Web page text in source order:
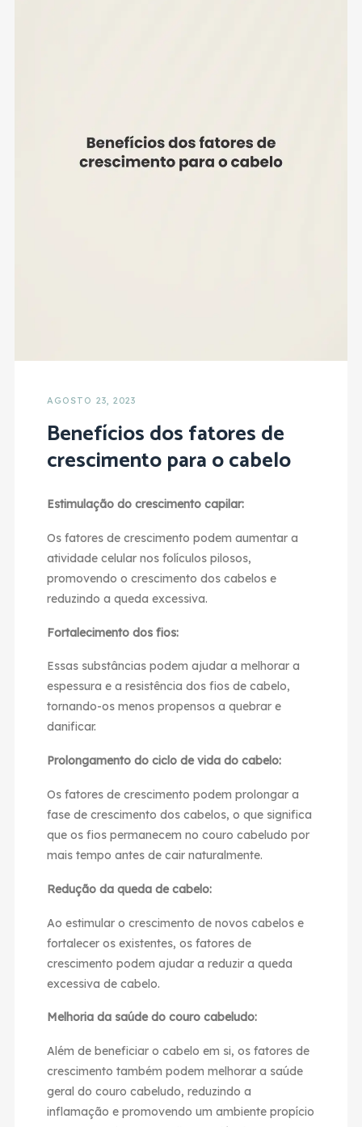
AGOSTO 23, 2023
Benefícios dos fatores de
crescimento para o cabelo
Estimulação do crescimento capilar:
Os fatores de crescimento podem aumentar a
atividade celular nos folículos pilosos,
promovendo o crescimento dos cabelos e
reduzindo a queda excessiva.
Fortalecimento dos fios:
Essas substâncias podem ajudar a melhorar a
espessura e a resistência dos fios de cabelo,
tornando-os menos propensos a quebrar e
danificar.
Prolongamento do ciclo de vida do cabelo:
Os fatores de crescimento podem prolongar a
fase de crescimento dos cabelos, o que significa
que os fios permanecem no couro cabeludo por
mais tempo antes de cair naturalmente.
Redução da queda de cabelo:
Ao estimular o crescimento de novos cabelos e
fortalecer os existentes, os fatores de
crescimento podem ajudar a reduzir a queda
excessiva de cabelo.
Melhoria da saúde do couro cabeludo:
Além de beneficiar o cabelo em si, os fatores de
crescimento também podem melhorar a saúde
geral do couro cabeludo, reduzindo a
inflamação e promovendo um ambiente propício